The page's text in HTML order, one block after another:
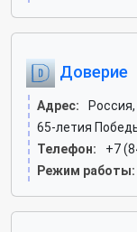
Доверие
Адрес:
65-летия
Телефон:
+7
Режим работы: